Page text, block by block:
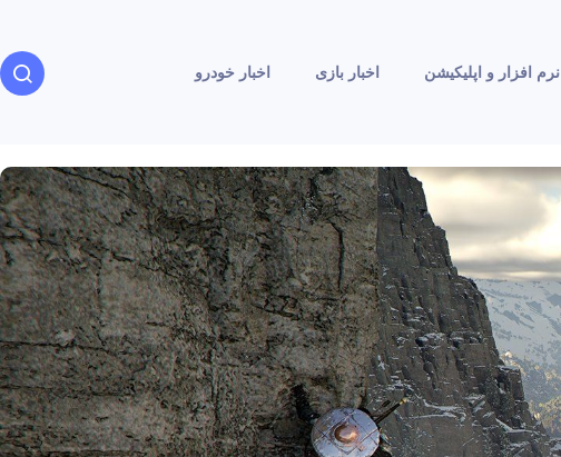
نرم افزار و اپلیکیشن اخبار بازی اخبار خودرو